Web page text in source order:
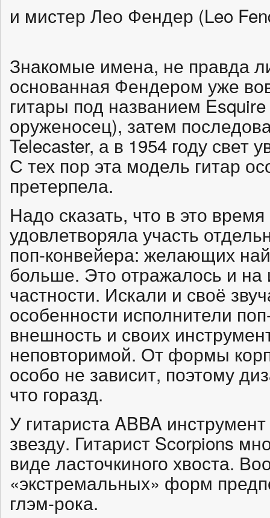
и мистер Лео Фендер (Leo
Знакомые имена, не правда
основанная Фендером уже
гитары под названием
оруженосец), затем
Telecaster, а в 1954 году свет
С тех пор эта модель гитар
претерпела.
Надо сказать, что в это
удовлетворяла участь
поп-конвейера: желающих
больше. Это отражалось и на
частности. Искали и своё
особенности исполнители
внешность и своих
неповторимой. От формы
особо не зависит, поэтому
что горазд.
У гитариста ABBA
звезду. Гитарист Scorpions
виде ласточкиного хвоста.
«экстремальных» форм
глэм-рока.